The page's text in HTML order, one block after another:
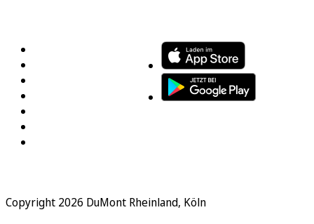
Copyright 2026 DuMont Rheinland, Köln